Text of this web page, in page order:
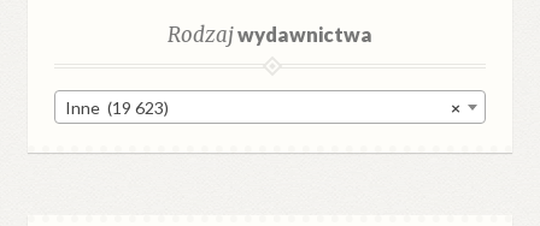
Rodzajwydawnictwa
×
Inne (19 623)